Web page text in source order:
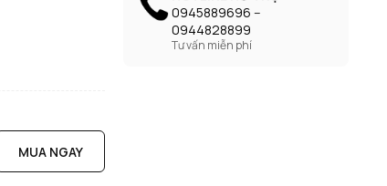
MUA NGAY
0945889696 --
0944828899
Tư vấn miễn phí